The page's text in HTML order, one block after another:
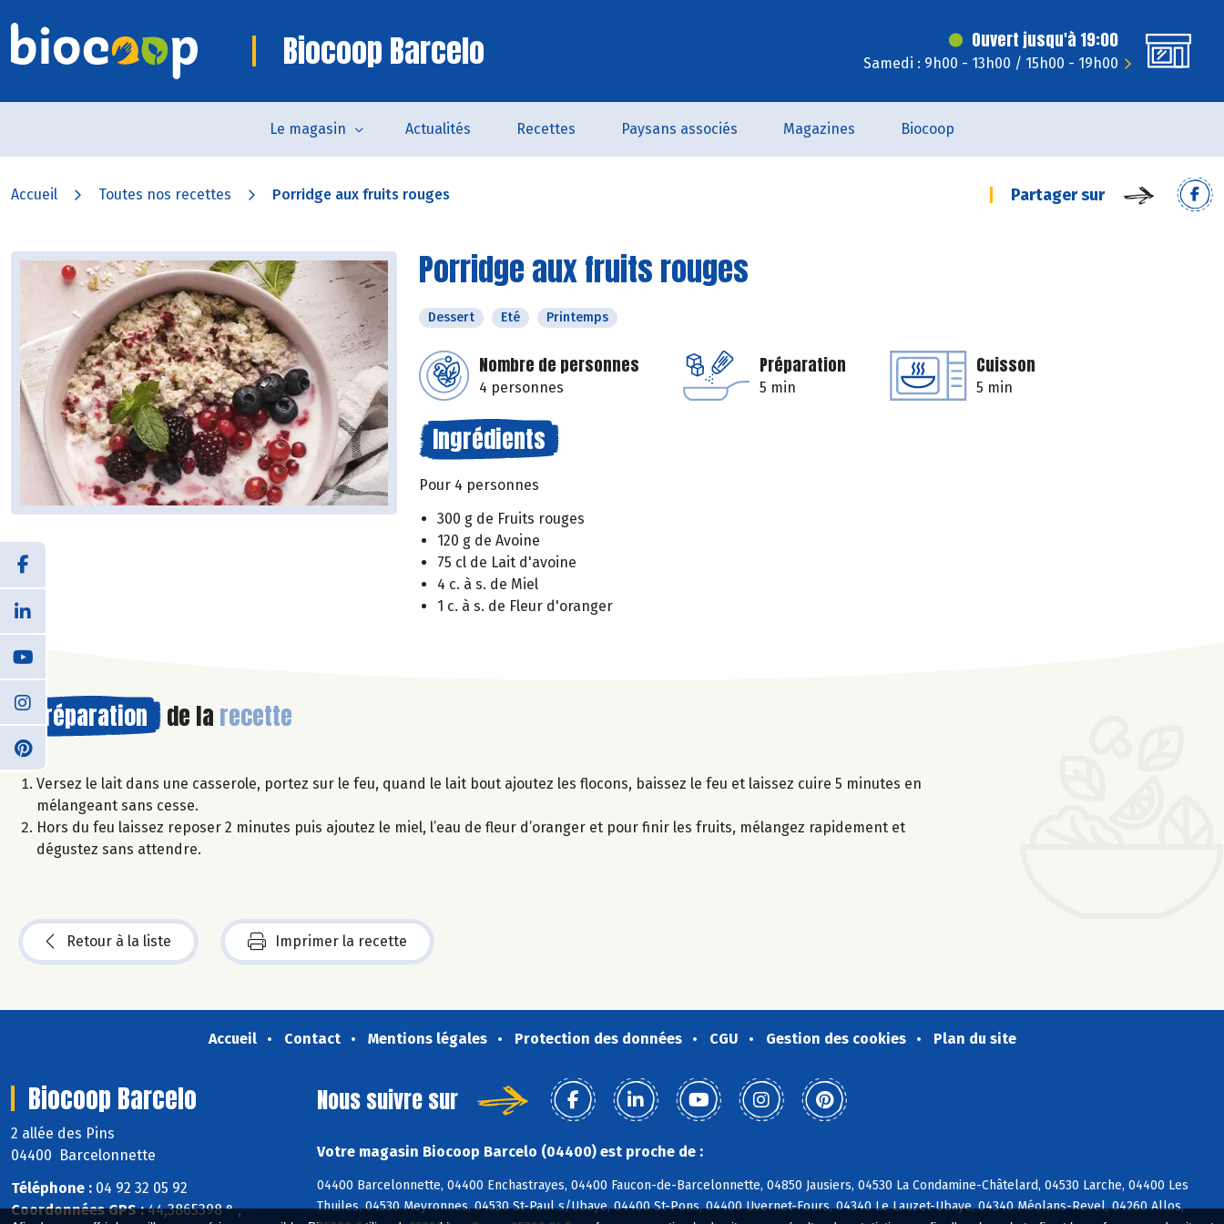
Biocoop Barcelo Ouvert jusqu'à 19:00
Samedi : 9h00 - 13h00 / 15h00 - 19h00
Le magasin Actualités Recettes Paysans associés Magazines Biocoop
Accueil Toutes nos recettes Porridge aux fruits rouges Partager sur
Porridge aux fruits rouges
Dessert Eté Printemps
Nombre de personnes
4 personnes
Préparation
5 min
Cuisson
5 min
Ingrédients
Pour 4 personnes
300 g de Fruits rouges
120 g de Avoine
75 cl de Lait d'avoine
4 c. à s. de Miel
1 c. à s. de Fleur d'oranger
Préparation de la recette
Versez le lait dans une casserole, portez sur le feu, quand le lait bout ajoutez les flocons, baissez le feu et laissez cuire 5 minutes en
mélangeant sans cesse.
Hors du feu laissez reposer 2 minutes puis ajoutez le miel, l’eau de fleur d’oranger et pour finir les fruits, mélangez rapidement et
dégustez sans attendre.
Retour à la liste Imprimer la recette
Accueil Contact Mentions légales Protection des données CGU Gestion des cookies Plan du site
Biocoop Barcelo
2 allée des Pins
04400 Barcelonnette
Téléphone : 04 92 32 05 92
Coordonnées GPS :44,3865398 ° ,
Nous suivre sur
Votre magasin Biocoop Barcelo (04400) est proche de :
04400 Barcelonnette, 04400 Enchastrayes, 04400 Faucon-de-Barcelonnette, 04850 Jausiers, 04530 La Condamine-Châtelard, 04530 Larche, 04400 Les
Thuiles, 04530 Meyronnes, 04530 St-Paul s/Ubaye, 04400 St-Pons, 04400 Uvernet-Fours, 04340 Le Lauzet-Ubaye, 04340 Méolans-Revel, 04260 Allos,